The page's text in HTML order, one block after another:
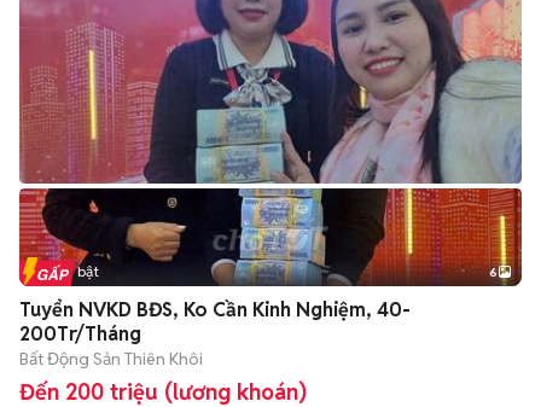
+2
Tin nổi bật 6
Tuyển NVKD BĐS, Ko Cần Kinh Nghiệm, 40-
200Tr/Tháng
Bất Động Sản Thiên Khôi
Đến 200 triệu (lương khoán)